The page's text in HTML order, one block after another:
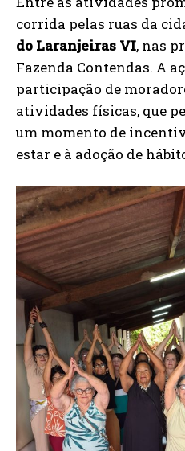
corrida pelas ruas da
do Laranjeiras VI, nas
Fazenda Contendas. A
participação de
atividades físicas, que
um momento de
estar e à adoção de